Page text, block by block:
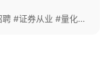
定制简历风格。曾帮
聘 #证券从业 #量化金融